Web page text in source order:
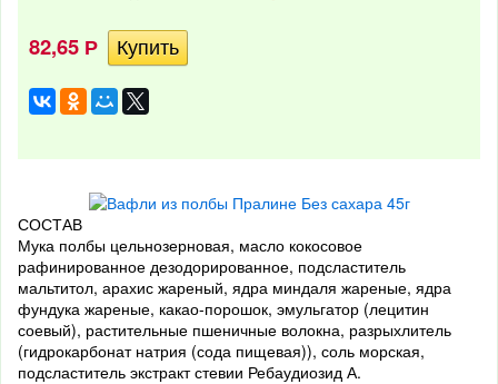
82,65 Р
СОСТАВ
Мука полбы цельнозерновая, масло кокосовое
рафинированное дезодорированное, подсластитель
мальтитол, арахис жареный, ядра миндаля жареные, ядра
фундука жареные, какао-порошок, эмульгатор (лецитин
соевый), растительные пшеничные волокна, разрыхлитель
(гидрокарбонат натрия (сода пищевая)), соль морская,
подсластитель экстракт стевии Ребаудиозид А.